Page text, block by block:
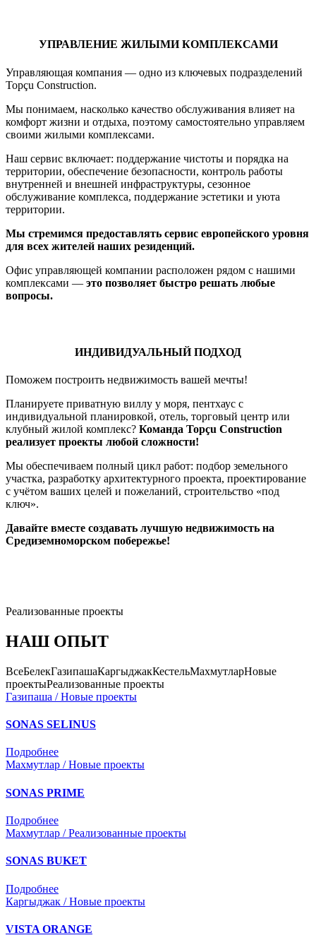
УПРАВЛЕНИЕ ЖИЛЫМИ КОМПЛЕКСАМИ
Управляющая компания — одно из ключевых подразделений
Topçu Construction.
Мы понимаем, насколько качество обслуживания влияет на
комфорт жизни и отдыха, поэтому самостоятельно управляем
своими жилыми комплексами.
Наш сервис включает: поддержание чистоты и порядка на
территории, обеспечение безопасности, контроль работы
внутренней и внешней инфраструктуры, сезонное
обслуживание комплекса, поддержание эстетики и уюта
территории.
Мы стремимся предоставлять сервис европейского уровня
для всех жителей наших резиденций.
Офис управляющей компании расположен рядом с нашими
комплексами — это позволяет быстро решать любые
вопросы.
ИНДИВИДУАЛЬНЫЙ ПОДХОД
Поможем построить недвижимость вашей мечты!
Планируете приватную виллу у моря, пентхаус с
индивидуальной планировкой, отель, торговый центр или
клубный жилой комплекс? Команда Topçu Construction
реализует проекты любой сложности!
Мы обеспечиваем полный цикл работ: подбор земельного
участка, разработку архитектурного проекта, проектирование
с учётом ваших целей и пожеланий, строительство «под
ключ».
Давайте вместе создавать лучшую недвижимость на
Средиземноморском побережье!
Реализованные проекты
НАШ ОПЫТ
ВсеБелекГазипашаКаргыджакКестельМахмутларНовые
проектыРеализованные проекты
Газипаша / Новые проекты
SONAS SELINUS
Подробнее
Махмутлар / Новые проекты
SONAS PRIME
Подробнее
Махмутлар / Реализованные проекты
SONAS BUKET
Подробнее
Каргыджак / Новые проекты
VISTA ORANGE